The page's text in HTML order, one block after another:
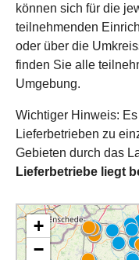
können sich für die
teilnehmenden
oder über die
finden Sie alle
Umgebung.
Wichtiger Hinweis:
Lieferbetrieben zu
Gebieten durch das
Lieferbetriebe liegt
+
−